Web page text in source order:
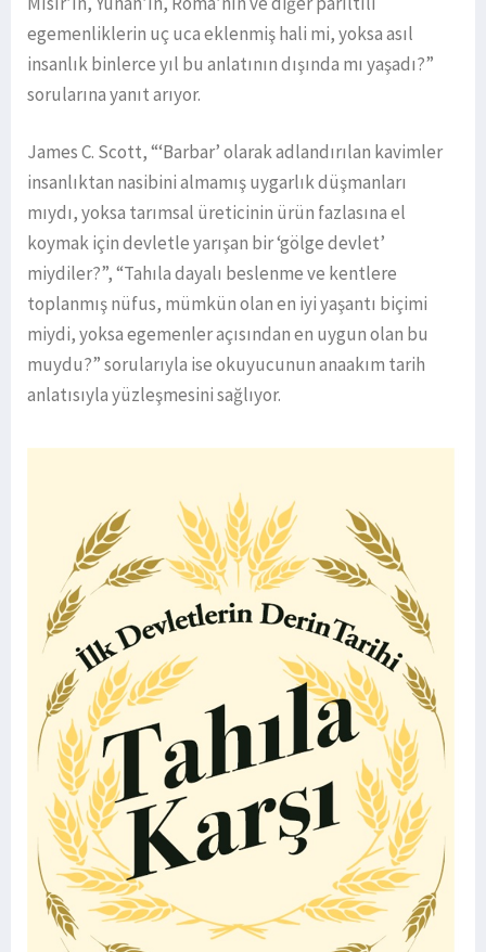
egemenliklerin uç uca eklenmiş hali mi, yoksa asıl
insanlık binlerce yıl bu anlatının dışında mı yaşadı?”
sorularına yanıt arıyor.
James C. Scott, “‘Barbar’ olarak adlandırılan kavimler
insanlıktan nasibini almamış uygarlık düşmanları
mıydı, yoksa tarımsal üreticinin ürün fazlasına el
koymak için devletle yarışan bir ‘gölge devlet’
miydiler?”, “Tahıla dayalı beslenme ve kentlere
toplanmış nüfus, mümkün olan en iyi yaşantı biçimi
miydi, yoksa egemenler açısından en uygun olan bu
muydu?” sorularıyla ise okuyucunun anaakım tarih
anlatısıyla yüzleşmesini sağlıyor.